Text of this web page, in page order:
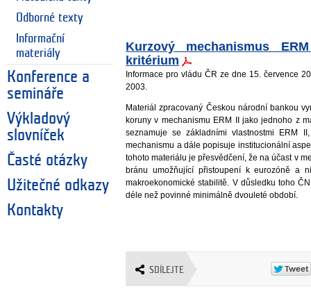
Odborné texty
Informační
materiály
Konference a
semináře
Výkladový
slovníček
Časté otázky
Užitečné odkazy
Kontakty
Kurzový mechanismus
kritérium
Informace pro vládu ČR ze dne 15. července
2003.
Materiál zpracovaný Českou národní bankou
koruny v mechanismu ERM II jako jednoho z
seznamuje se základními vlastnostmi ERM
mechanismu a dále popisuje institucionální
tohoto materiálu je přesvědčení, že na účast v
bránu umožňující přistoupení k eurozóně a
makroekonomické stabilitě. V důsledku toho
déle než povinné minimálně dvouleté období.
SDÍLEJTE